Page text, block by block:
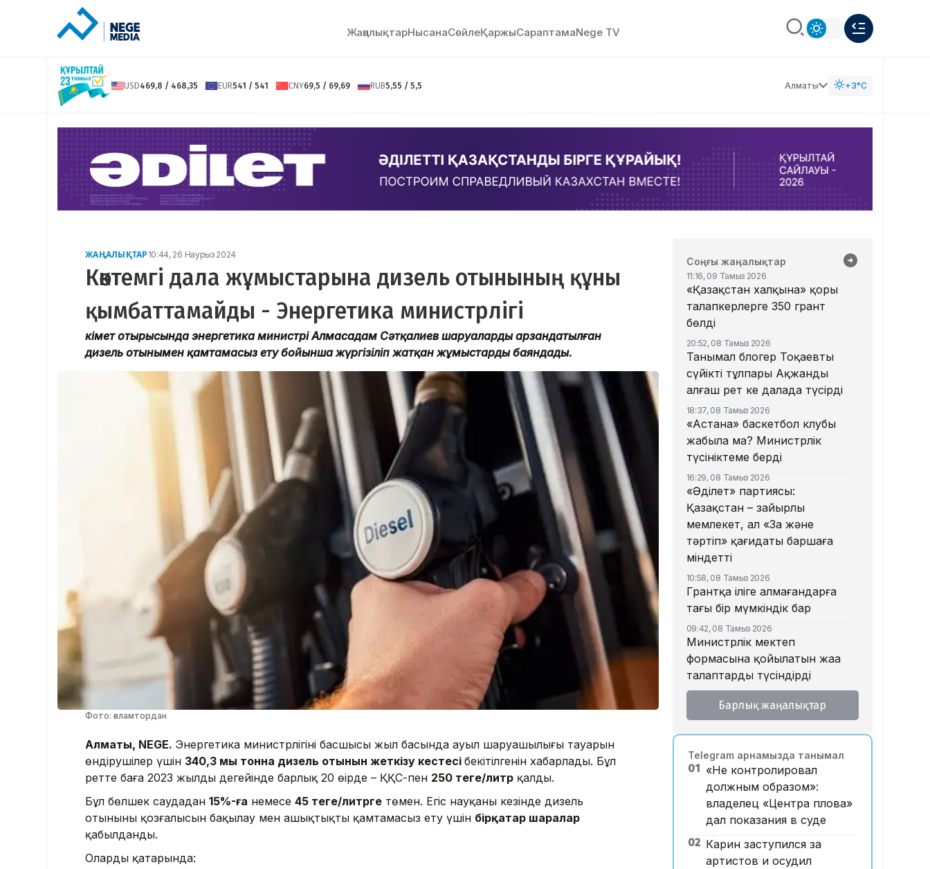
ЖаңалықтарНысанаСөйлeҚаржыСараптамаNege TV
USD469,8 / 468,35 EUR541 / 541 CNY69,5 / 69,69 RUB5,55 / 5,5 Алматы +3°C
ЖАҢАЛЫҚТАР 10:44, 26 Наурыз 2024
Көктемгі дала жұмыстарына дизель отынының құны
қымбаттамайды - Энергетика министрлігі
Үкімет отырысында энергетика министрі Алмасадам Сәтқалиев шаруаларды арзандатылған
дизель отынымен қамтамасыз ету бойынша жүргізіліп жатқан жұмыстарды баяндады.
Фото: ғаламтордан
Алматы, NEGE. Энергетика министрлігінің басшысы жыл басында ауыл шаруашылығы тауарын
өндірушілер үшін 340,3 мың тонна дизель отынын жеткізу кестесі бекітілгенін хабарлады. Бұл
ретте баға 2023 жылдың деңгейінде барлық 20 өңірде – ҚҚС-пен 250 теңге/литр қалды.
Бұл бөлшек саудадан 15%-ға немесе 45 теңге/литрге төмен. Егіс науқаны кезінде дизель
отынының қозғалысын бақылау мен ашықтықты қамтамасыз ету үшін бірқатар шаралар
қабылданды.
Олардың қатарында:
Соңғы жаңалықтар
11:16, 09 Тамыз 2026
«Қазақстан халқына» қоры
талапкерлерге 350 грант
бөлді
20:52, 08 Тамыз 2026
Танымал блогер Тоқаевтың
сүйікті тұлпары Ақжанды
алғаш рет кең далада түсірді
18:37, 08 Тамыз 2026
«Астана» баскетбол клубы
жабыла ма? Министрлік
түсініктеме берді
16:29, 08 Тамыз 2026
«Әділет» партиясы:
Қазақстан – зайырлы
мемлекет, ал «Заң және
тәртіп» қағидаты баршаға
міндетті
10:58, 08 Тамыз 2026
Грантқа іліге алмағандарға
тағы бір мүмкіндік бар
09:42, 08 Тамыз 2026
Министрлік мектеп
формасына қойылатын жаңа
талаптарды түсіндірді
18:46, 07 Тамыз 2026
Тойда уағыз айтып, басы
17:47, 07 Тамыз 2026
«Ресейден жеткізілген»:
Алматыда жалған көлік
нөмірлерін сатқан тұрғын
ұсталды
17:29, 07 Тамыз 2026
ЕҮАК отырысында
Барлық жаңалықтар
Telegram арнамызда танымал
01 «Не контролировал
должным образом»:
владелец «Центра плова»
дал показания в суде
02 Карин заступился за
артистов и осудил